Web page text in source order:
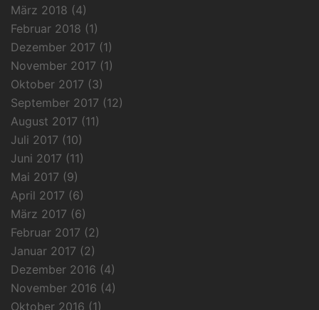
März 2018 (4)
Februar 2018 (1)
Dezember 2017 (1)
November 2017 (1)
Oktober 2017 (3)
September 2017 (12)
August 2017 (11)
Juli 2017 (10)
Juni 2017 (11)
Mai 2017 (9)
April 2017 (6)
März 2017 (6)
Februar 2017 (2)
Januar 2017 (2)
Dezember 2016 (4)
November 2016 (4)
Oktober 2016 (1)